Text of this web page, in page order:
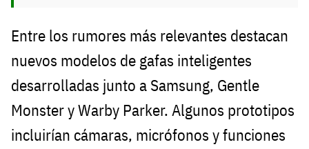
Entre los rumores más relevantes destacan
nuevos modelos de gafas inteligentes
desarrolladas junto a Samsung, Gentle
Monster y Warby Parker. Algunos prototipos
incluirían cámaras, micrófonos y funciones